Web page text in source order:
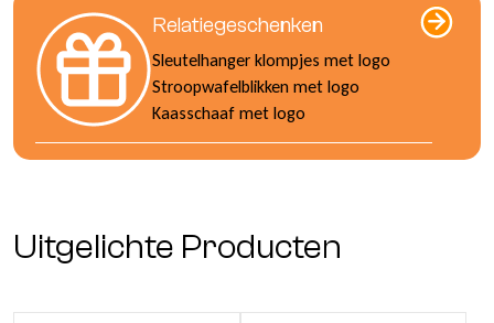
Relatiegeschenken
Sleutelhanger klompjes met logo
Stroopwafelblikken met logo
Kaasschaaf met logo
Uitgelichte Producten